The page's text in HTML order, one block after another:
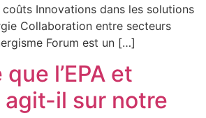
Innovations dans les solutions
Collaboration entre secteurs
Forum est un […]
l’EPA et
il sur notre